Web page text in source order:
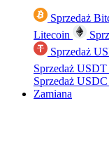
Sprzedaż
Litecoin
Sprzedaż
Sprzedaż
Sprzedaż
Zamiana